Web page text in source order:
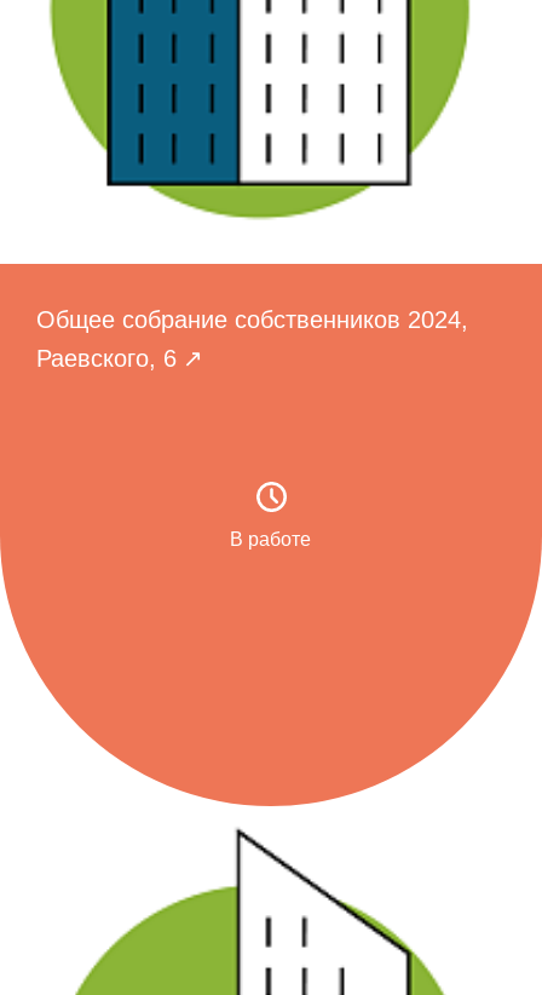
Общее собрание собственников 2024,
Раевского, 6
В работе